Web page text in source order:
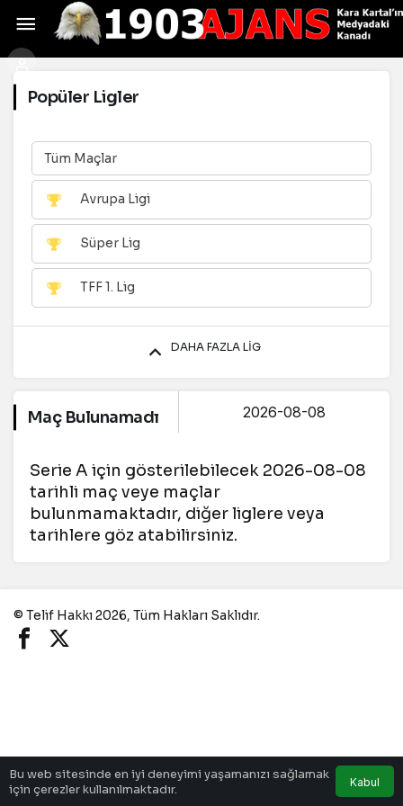
Popüler Ligler
Tüm Maçlar
Avrupa Ligi
Süper Lig
TFF 1. Lig
DAHA FAZLA LIG
Maç Bulunamadı
Serie A için gösterilebilecek 2026-08-08
tarihli maç veye maçlar
bulunmamaktadır, diğer liglere veya
tarihlere göz atabilirsiniz.
Bu web sitesinde en iyi deneyimi yaşamanızı sağlamak
için çerezler kullanılmaktadır.
Kabul
© Telif Hakkı 2026, Tüm Hakları Saklıdır.